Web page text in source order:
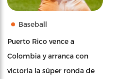
Baseball
Puerto Rico vence a
Colombia y arranca con
victoria la súper ronda de